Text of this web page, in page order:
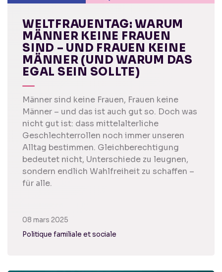
WELTFRAUENTAG: WARUM
MÄNNER KEINE FRAUEN
SIND – UND FRAUEN KEINE
MÄNNER (UND WARUM DAS
EGAL SEIN SOLLTE)
Männer sind keine Frauen, Frauen keine
Männer – und das ist auch gut so. Doch was
nicht gut ist: dass mittelalterliche
Geschlechterrollen noch immer unseren
Alltag bestimmen. Gleichberechtigung
bedeutet nicht, Unterschiede zu leugnen,
sondern endlich Wahlfreiheit zu schaffen –
für alle.
08 mars 2025
Politique familiale et sociale